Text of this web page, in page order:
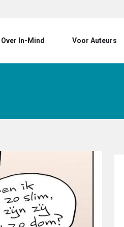
Over In-Mind Voor Auteurs